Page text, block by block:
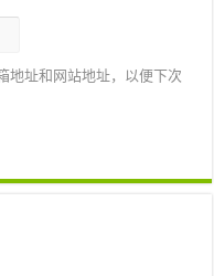
地址和网站地址，以便下次